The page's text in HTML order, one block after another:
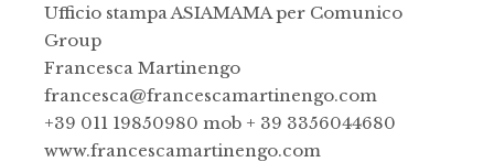
Ufficio stampa ASIAMAMA per Comunico
Group
Francesca Martinengo
francesca@francescamartinengo.com
+39 011 19850980 mob + 39 3356044680
www.francescamartinengo.com